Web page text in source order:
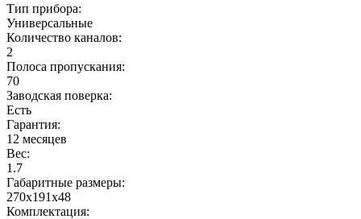
Тип прибора:
Универсальные
Количество каналов:
2
Полоса пропускания:
70
Заводская поверка:
Есть
Гарантия:
12 месяцев
Вес:
1.7
Габаритные размеры:
270х191х48
Комплектация: